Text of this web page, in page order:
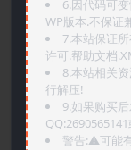
6.因代码可
WP版本.不保证
7.本站保证
许可.帮助文档
8.本站相关
行解压!
9.如果购买
警告:⚠️可能